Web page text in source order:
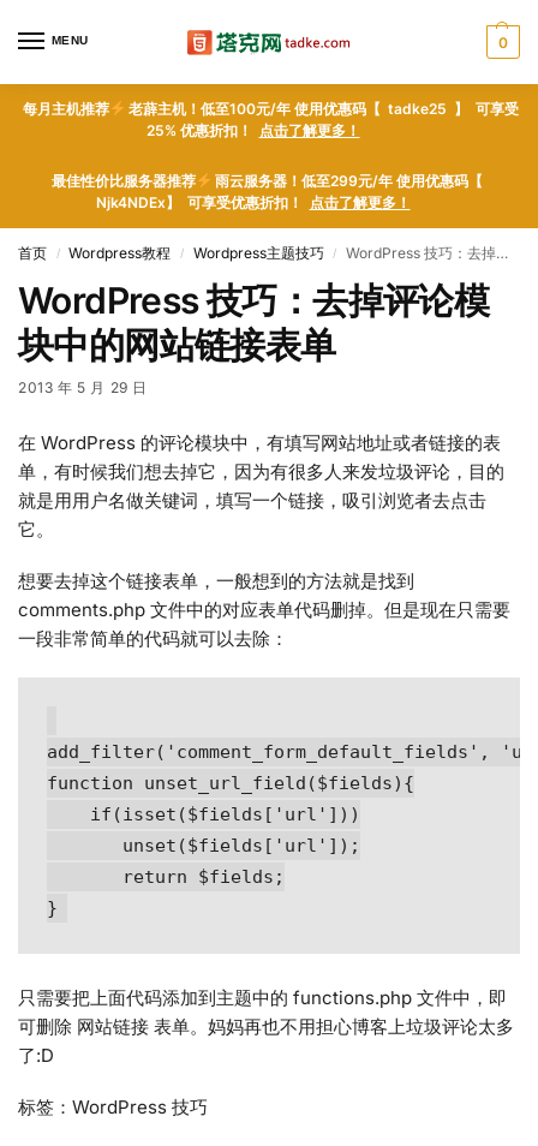
MENU 0
每月主机推荐
老薜主机！低至100元/年 使用优惠码【 tadke25 】 可享受
25% 优惠折扣！ 点击了解更多！
最佳性价比服务器推荐
雨云服务器！低至299元/年 使用优惠码【
Njk4NDEx】 可享受优惠折扣！ 点击了解更多！
首页 / Wordpress教程 / Wordpress主题技巧 / WordPress 技巧：去掉评论模块中的网站链接表单
WordPress 技巧：去掉评论模
块中的网站链接表单
2013 年 5 月 29 日
在 WordPress 的评论模块中，有填写网站地址或者链接的表
单，有时候我们想去掉它，因为有很多人来发垃圾评论，目的
就是用用户名做关键词，填写一个链接，吸引浏览者去点击
它。
想要去掉这个链接表单，一般想到的方法就是找到
comments.php 文件中的对应表单代码删掉。但是现在只需要
一段非常简单的代码就可以去除：
add_filter('comment_form_default_fields',
function unset_url_field($fields){
    if(isset($fields['url']))
       unset($fields['url']);
       return $fields;
只需要把上面代码添加到主题中的 functions.php 文件中，即
可删除 网站链接 表单。妈妈再也不用担心博客上垃圾评论太多
了:D
标签：WordPress 技巧